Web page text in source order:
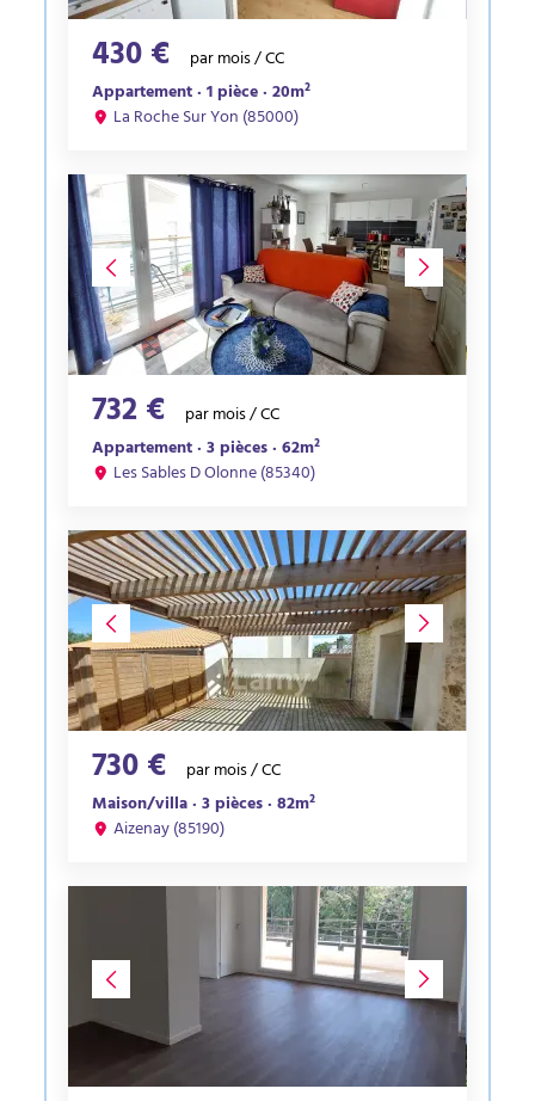
430 €
par mois / CC
Appartement · 1 pièce · 20m²
La Roche Sur Yon (85000)
732 €
par mois / CC
Appartement · 3 pièces · 62m²
Les Sables D Olonne (85340)
730 €
par mois / CC
Maison/villa · 3 pièces · 82m²
Aizenay (85190)